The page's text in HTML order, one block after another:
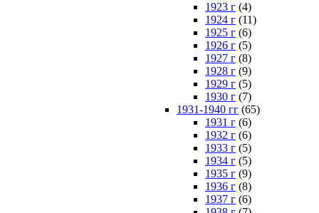
1923 г (4)
1924 г (11)
1925 г (6)
1926 г (5)
1927 г (8)
1928 г (9)
1929 г (5)
1930 г (7)
1931-1940 гг (65)
1931 г (6)
1932 г (6)
1933 г (5)
1934 г (5)
1935 г (9)
1936 г (8)
1937 г (6)